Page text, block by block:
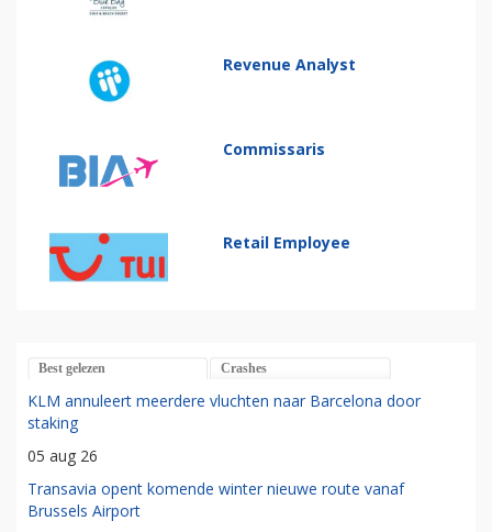
Revenue Analyst
Commissaris
Retail Employee
Best gelezen Crashes
KLM annuleert meerdere vluchten naar Barcelona door
staking
05 aug 26
Transavia opent komende winter nieuwe route vanaf
Brussels Airport